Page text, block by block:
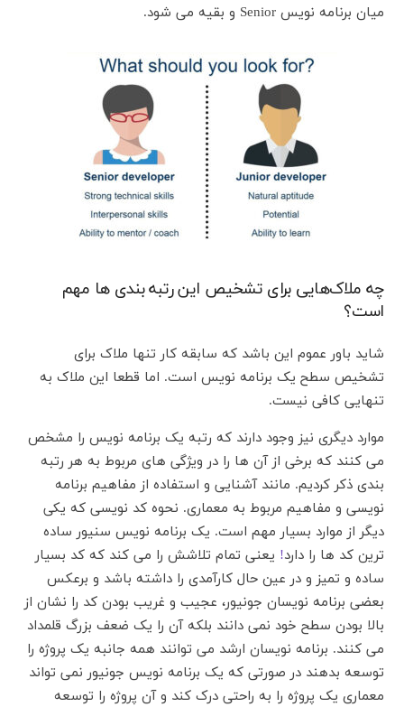
میان برنامه نویس Senior و بقیه می شود.
چه ملاک‌هایی برای تشخیص این رتبه بندی‌ ها مهم
است؟
شاید باور عموم این باشد که سابقه کار تنها ملاک برای
تشخیص سطح یک برنامه نویس است. اما قطعا این ملاک به
تنهایی کافی نیست.
موارد دیگری نیز وجود دارند که رتبه یک برنامه نویس را مشخص
می کنند که برخی از آن ها را در ویژگی های مربوط به هر رتبه
بندی ذکر کردیم. مانند آشنایی و استفاده از مفاهیم برنامه
نویسی و مفاهیم مربوط به معماری. نحوه کد نویسی که یکی
دیگر از موارد بسیار مهم است. یک برنامه نویس سنیور ساده
ترین کد ها را دارد! یعنی تمام تلاشش را می کند که کد بسیار
ساده و تمیز و در عین حال کارآمدی را داشته باشد و برعکس
بعضی برنامه نویسان جونیور، عجیب و غریب بودن کد را نشان از
بالا بودن سطح خود نمی دانند بلکه آن را یک ضعف بزرگ قلمداد
می کنند. برنامه نویسان ارشد می توانند همه جانبه یک پروژه را
توسعه بدهند در صورتی که یک برنامه نویس جونیور نمی تواند
معماری یک پروژه را به راحتی درک کند و آن پروژه را توسعه